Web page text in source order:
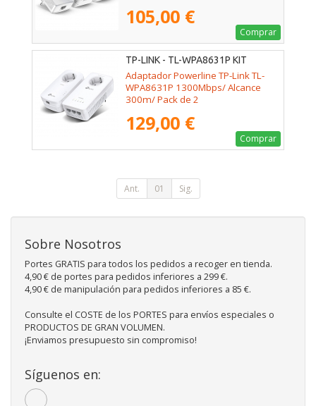
105,00 €
Comprar
TP-LINK - TL-WPA8631P KIT
Adaptador Powerline TP-Link TL-
WPA8631P 1300Mbps/ Alcance
300m/ Pack de 2
129,00 €
Comprar
Ant. 01 Sig.
Sobre Nosotros
Portes GRATIS para todos los pedidos a recoger en tienda.
4,90 € de portes para pedidos inferiores a 299 €.
4,90 € de manipulación para pedidos inferiores a 85 €.
Consulte el COSTE de los PORTES para envíos especiales o
PRODUCTOS DE GRAN VOLUMEN.
¡Enviamos presupuesto sin compromiso!
Síguenos en: